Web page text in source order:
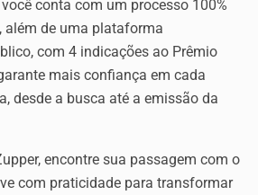
conta com um processo 100%
além de uma plataforma
com 4 indicações ao Prêmio
mais confiança em cada
desde a busca até a emissão da
encontre sua passagem com o
com praticidade para transformar